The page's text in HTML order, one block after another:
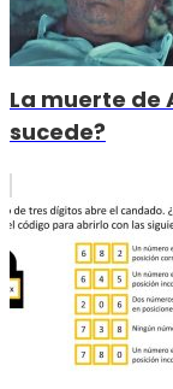
La muerte de
sucede?